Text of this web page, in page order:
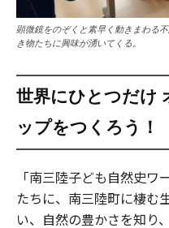
顕微鏡をのぞくと素早く動きまわる
き物たちに興味が湧いてくる。
世界にひとつだけ
ップをつくろう！
「南三陸子ども自然史
たちに、南三陸町に棲む
い、自然の豊かさを知り